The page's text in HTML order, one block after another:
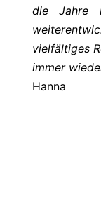
die Jahre
vielfältiges
immer
Hanna